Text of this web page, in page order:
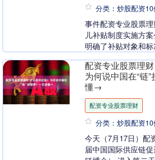
分类：炒股配资
事件配资专业股票
儿补贴制度实施方
明确了补贴对象和
定生育....
配资专业股票理
为何说中国在“链
懂→
配资专业股票理财
分类：炒股配资
今天（7月17日）配
届中国国际供应链